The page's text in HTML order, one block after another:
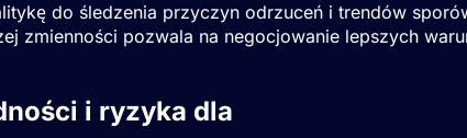
do śledzenia przyczyn odrzuceń i trendów
zmienności pozwala na negocjowanie lepszych
i ryzyka dla